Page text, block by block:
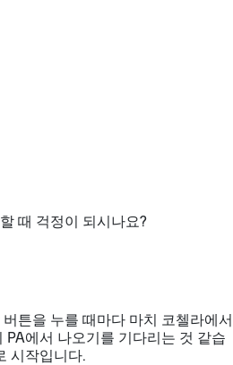
때 걱정이 되시나요?
튼을 누를 때마다 마치 코첼라에서
PA에서 나오기를 기다리는 것 같습
시작입니다.